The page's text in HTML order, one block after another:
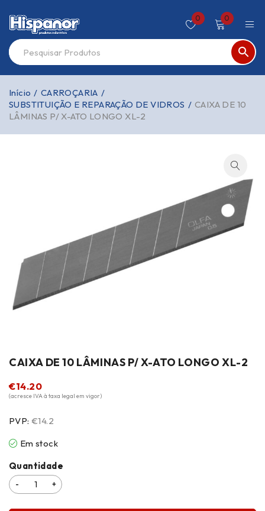
0 0
Início / CARROÇARIA /
SUBSTITUIÇÃO E REPARAÇÃO DE VIDROS / CAIXA DE 10
LÂMINAS P/ X-ATO LONGO XL-2
CAIXA DE 10 LÂMINAS P/ X-ATO LONGO XL-2
€14.20
(acresce IVA à taxa legal em vigor)
PVP: €14.2
Em stock
Quantidade